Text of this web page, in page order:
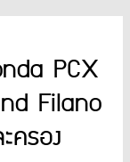
PCX
Filano
ครอง